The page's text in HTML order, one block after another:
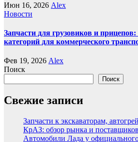
Июн 16, 2026 Alex
Новости
Запчасти для грузовиков и прицепов:
категорий для коммерческого
Фев 19, 2026 Alex
Поиск
Поиск
Свежие записи
Запчасти к экскаваторам,
КрАЗ: обзор рынка и поставщиков
Автомобили Лада у